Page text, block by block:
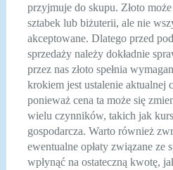
przyjmuje do skupu. Złoto
sztabek lub biżuterii, ale nie
akceptowane. Dlatego przed
sprzedaży należy dokładnie
przez nas złoto spełnia
krokiem jest ustalenie aktualnej
ponieważ cena ta może się
wielu czynników, takich jak
gospodarcza. Warto również
ewentualne opłaty związane ze
wpłynąć na ostateczną kwotę,